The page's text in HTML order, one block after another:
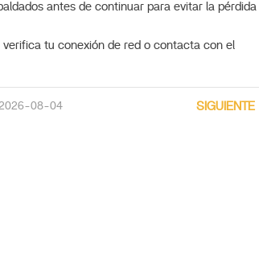
antes de continuar para evitar la pérdida
tu conexión de red o contacta con el
2026-08-04 SIGUIENTE